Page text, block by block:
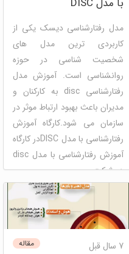
با مدل DISC
مدل رفتارشناسی دیسک یکی از
کاربردی ترین مدل های
شخصیت شناسی در حوزه
روانشناسی است. آموزش مدل
رفتارشناسی disc به کارکنان و
مدیران باعث بهبود ارتباط موثر در
سازمان می شود.کارگاه آموزش
رفتارشناسی با مدل DISCدر کارگاه
آموزش رفتارشناسی با مدل disc
در شرکت ...
دیسک کارگاه مهارت های نرم
منابع انسانی
مقاله 7 سال قبل